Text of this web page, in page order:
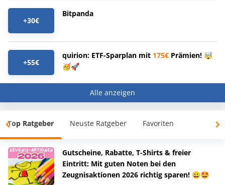
+30€
Bitpanda
+55€
quirion: ETF-Sparplan mit 175€ Prämien! 🤯
🥳🚀
Alle anzeigen
Top Ratgeber Neuste Ratgeber Favoriten
Gutscheine, Rabatte, T-Shirts & freier
Eintritt: Mit guten Noten bei den
Zeugnisaktionen 2026 richtig sparen! 😀🤩